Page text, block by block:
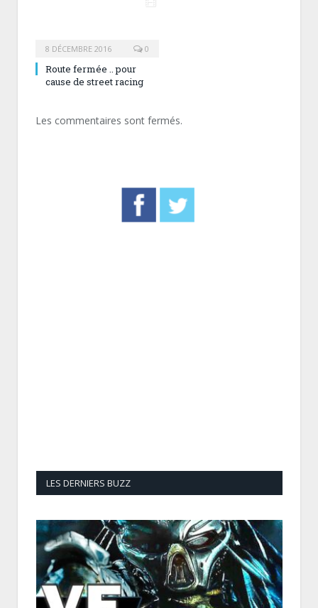
8 DÉCEMBRE 2016 0
Route fermée .. pour
cause de street racing
Les commentaires sont fermés.
LES DERNIERS BUZZ